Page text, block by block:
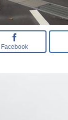
Facebook